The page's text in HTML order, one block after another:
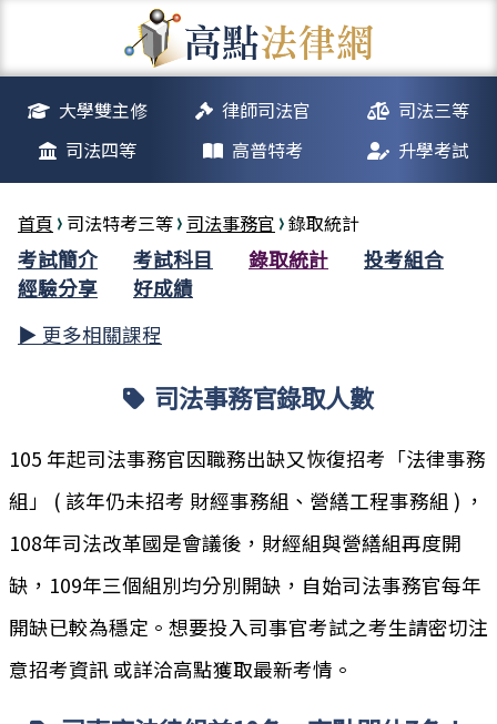
大學雙主修 律師司法官
司法三等
司法四等
高普特考 升學考試
首頁 司法特考三等 司法事務官 錄取統計
考試簡介 考試科目 錄取統計
投考組合
經驗分享
好成績
▶ 更多相關課程
司法事務官錄取人數
105 年起司法事務官因職務出缺又恢復招考「法律事務
組」 ( 該年仍未招考 財經事務組、營繕工程事務組 ) ，
108年司法改革國是會議後，財經組與營繕組再度開
缺，109年三個組別均分別開缺，自始司法事務官每年
開缺已較為穩定。想要投入司事官考試之考生請密切注
意招考資訊 或詳洽高點獲取最新考情。